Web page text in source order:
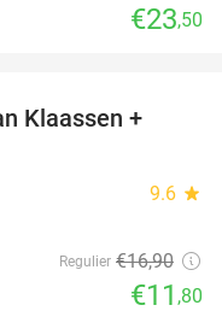
€23,50
Klaassen +
9.6 star
Regulier €16,90
€11 ,80